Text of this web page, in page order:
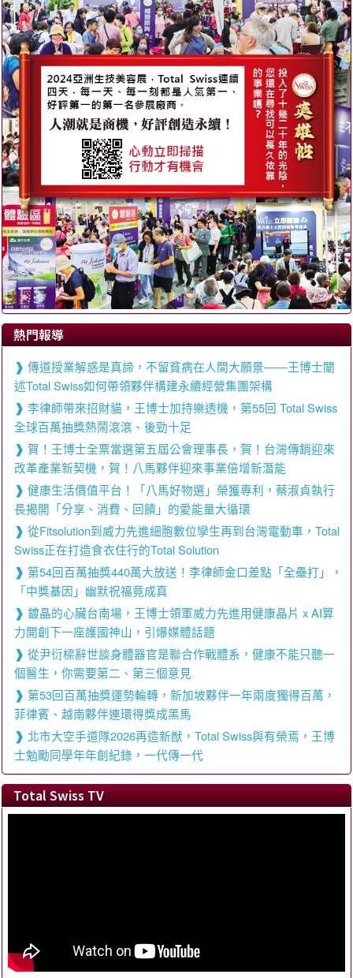
熱門報導
傳道授業解惑是真諦，不留貧病在人間大願景——王博士闡
述Total Swiss如何帶領夥伴構建永續經營集團架構
李律師帶來招財貓，王博士加持樂透機，第55回 Total Swiss
全球百萬抽獎熱鬧滾滾、後勁十足
賀！王博士全票當選第五屆公會理事長，賀！台灣傳銷迎來
改革產業新契機，賀！八馬夥伴迎來事業倍增新潛能
健康生活價值平台！「八馬好物選」榮獲專利，蔡淑貞執行
長揭開「分享、消費、回饋」的愛能量大循環
從Fitsolution到威力先進細胞數位孿生再到台灣電動車，Total
Swiss正在打造食衣住行的Total Solution
第54回百萬抽獎440萬大放送！李律師金口差點「全壘打」，
「中獎基因」幽默祝福竟成真
鍍晶的心臟台南場，王博士領軍威力先進用健康晶片 x AI算
力開創下一座護國神山，引爆媒體話題
從尹衍樑辭世談身體器官是聯合作戰體系，健康不能只聽一
個醫生，你需要第二、第三個意見
第53回百萬抽獎運勢輪轉，新加坡夥伴一年兩度獨得百萬，
菲律賓、越南夥伴連環得獎成黑馬
北市大空手道隊2026再造新猷，Total Swiss與有榮焉，王博
士勉勵同學年年創紀錄，一代傳一代
Total Swiss TV